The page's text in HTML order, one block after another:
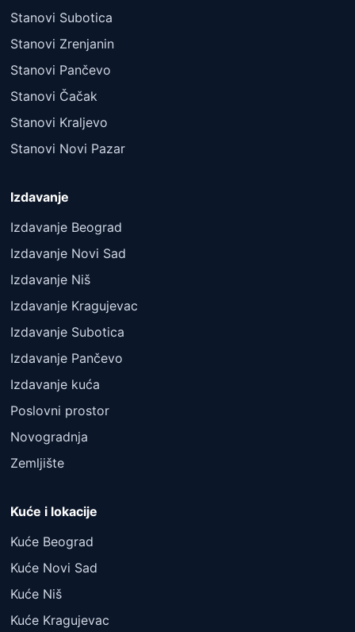
Stanovi Subotica
Stanovi Zrenjanin
Stanovi Pančevo
Stanovi Čačak
Stanovi Kraljevo
Stanovi Novi Pazar
Izdavanje
Izdavanje Beograd
Izdavanje Novi Sad
Izdavanje Niš
Izdavanje Kragujevac
Izdavanje Subotica
Izdavanje Pančevo
Izdavanje kuća
Poslovni prostor
Novogradnja
Zemljište
Kuće i lokacije
Kuće Beograd
Kuće Novi Sad
Kuće Niš
Kuće Kragujevac